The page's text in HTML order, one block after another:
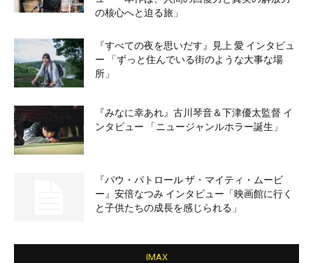
の核心へと迫る旅」
『すべての夜を思いだす』見上 愛 インタビュ
ー 「ずっと住んでいる街のような大事な場
所」
『みなに幸あれ』古川琴音＆下津優太監督 イ
ンタビュー 「ニュージャンルホラー誕生」
『パウ・パトロール ザ・マイティ・ムービ
ー』安倍なつみ インタビュー「映画館に行く
と子供たちの成長を感じられる」
IMAX